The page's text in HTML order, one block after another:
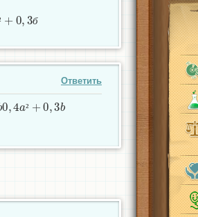
3 б
Ответить
0 4a 3 b